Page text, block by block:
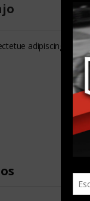
adipiscing elit.